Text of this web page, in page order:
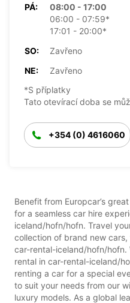
PÁ:
08:00 - 17:00
06:00 - 07:59*
17:01 - 20:00*
SO:
Zavřeno
NE:
Zavřeno
*S příplatky
Tato otevírací doba se
+354 (0) 4616060
Benefit from Europcar’s
for a seamless car hire
iceland/hofn/hofn. Travel
collection of brand new
car-rental-iceland/hofn/hofn.
rental in car-rental-iceland/
renting a car for a special
to suit your needs from our
luxury models. As a global